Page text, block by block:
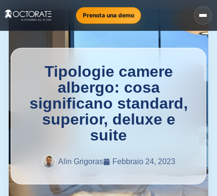
Prenota una demo
Tipologie camere
albergo: cosa
significano standard,
superior, deluxe e
suite
Alin Grigoras Febbraio 24, 2023